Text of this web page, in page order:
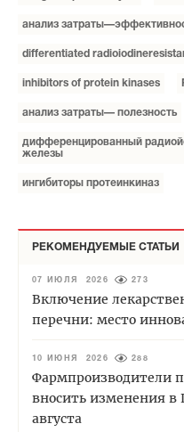
анализ
differentiated
inhibitors of protein kinases
анализ затраты— полезность
дифференцированный
железы
ингибиторы протеинкиназ
РЕКОМЕНДУЕМЫЕ СТАТЬИ
07 ИЮЛЯ 2026 273
Включение
перечни: место
10 ИЮНЯ 2026 288
Фармпроизводители
вносить изменения
августа